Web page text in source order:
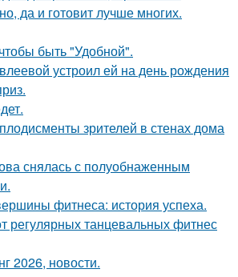
да и готовит лучше многих.
быть "Удобной".
устроил ей на день рождения
зрителей в стенах дома
снялась с полуобнаженным
фитнеса: история успеха.
регулярных танцевальных фитнес
2026, новости.